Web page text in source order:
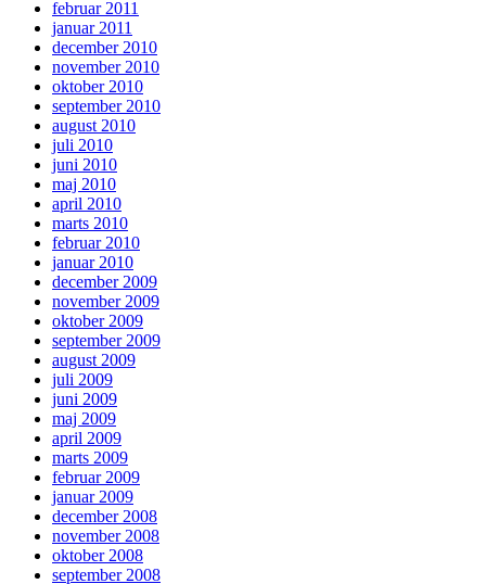
februar 2011
januar 2011
december 2010
november 2010
oktober 2010
september 2010
august 2010
juli 2010
juni 2010
maj 2010
april 2010
marts 2010
februar 2010
januar 2010
december 2009
november 2009
oktober 2009
september 2009
august 2009
juli 2009
juni 2009
maj 2009
april 2009
marts 2009
februar 2009
januar 2009
december 2008
november 2008
oktober 2008
september 2008